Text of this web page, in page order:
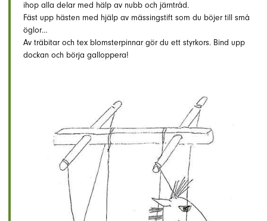
ihop alla delar med hälp av nubb och järntråd.
Fäst upp hästen med hjälp av mässingstift som du böjer till små
öglor…
Av träbitar och tex blomsterpinnar gör du ett styrkors. Bind upp
dockan och börja galloppera!